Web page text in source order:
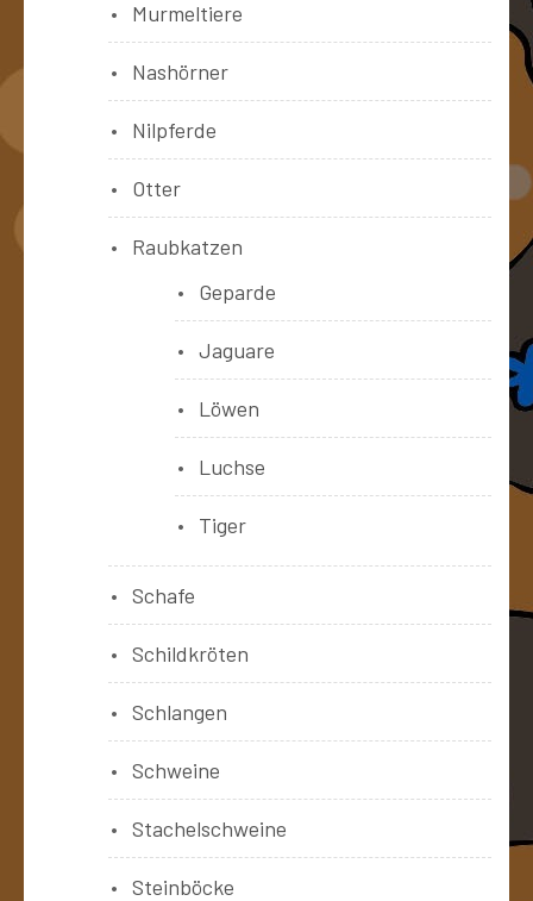
Murmeltiere
Nashörner
Nilpferde
Otter
Raubkatzen
Geparde
Jaguare
Löwen
Luchse
Tiger
Schafe
Schildkröten
Schlangen
Schweine
Stachelschweine
Steinböcke